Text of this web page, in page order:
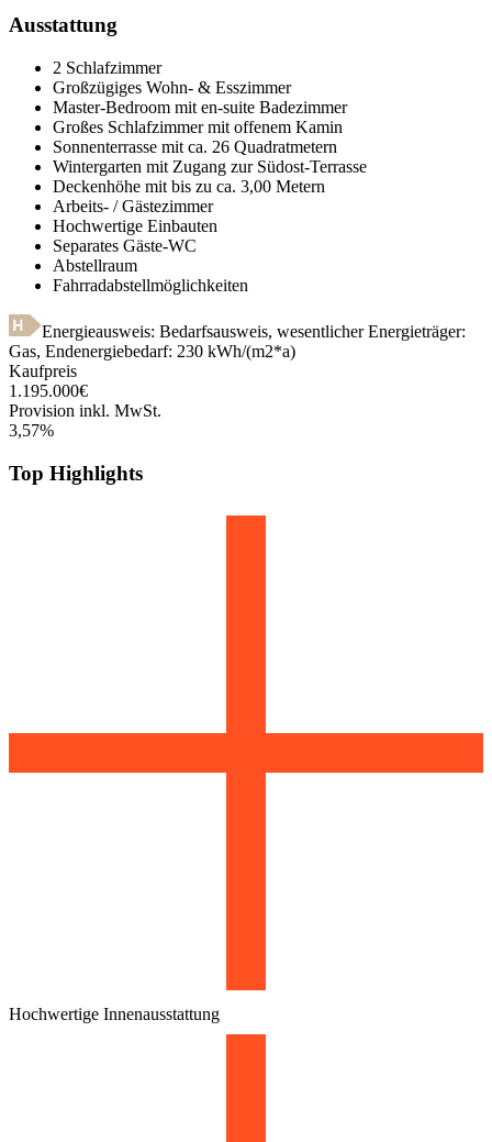
Ausstattung
2 Schlafzimmer
Großzügiges Wohn- & Esszimmer
Master-Bedroom mit en-suite Badezimmer
Großes Schlafzimmer mit offenem Kamin
Sonnenterrasse mit ca. 26 Quadratmetern
Wintergarten mit Zugang zur Südost-Terrasse
Deckenhöhe mit bis zu ca. 3,00 Metern
Arbeits- / Gästezimmer
Hochwertige Einbauten
Separates Gäste-WC
Abstellraum
Fahrradabstellmöglichkeiten
Energieausweis: Bedarfsausweis, wesentlicher Energieträger:
Gas, Endenergiebedarf: 230 kWh/(m2*a)
Kaufpreis
1.195.000€
Provision inkl. MwSt.
3,57%
Top Highlights
Hochwertige Innenausstattung